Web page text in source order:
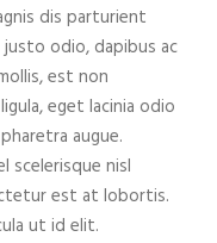
dis parturient
justo odio, dapibus ac
est non
eget lacinia odio
augue.
scelerisque nisl
est at lobortis.
ut id elit.